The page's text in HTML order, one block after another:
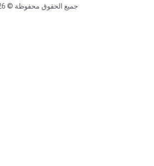
جميع الحقوق محفوظة © 2026 الجمعية الدولية لأقسام العربية